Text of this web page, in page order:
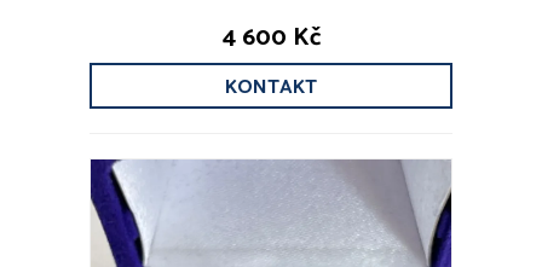
4 600 Kč
KONTAKT